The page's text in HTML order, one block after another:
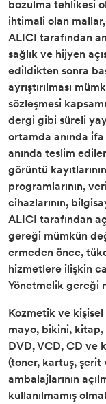
bozulma tehlikesi
ihtimali olan
ALICI tarafından
sağlık ve hijyen
edildikten sonra
ayrıştırılması
sözleşmesi
dergi gibi süreli
ortamda anında
anında teslim
görüntü
programlarının,
cihazlarının,
ALICI tarafından
gereği mümkün
ermeden önce,
hizmetlere ilişkin
Yönetmelik gereği
Kozmetik ve
mayo, bikini, kitap,
DVD, VCD, CD ve
(toner, kartuş,
ambalajlarının
kullanılmamış